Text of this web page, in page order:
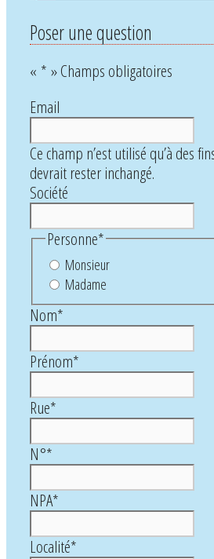
Poser une question
« * » Champs obligatoires
Email
Ce champ n’est utilisé qu’à des
devrait rester inchangé.
Société
Personne*
Monsieur
Madame
Nom*
Prénom*
Rue*
N°*
NPA*
Localité*